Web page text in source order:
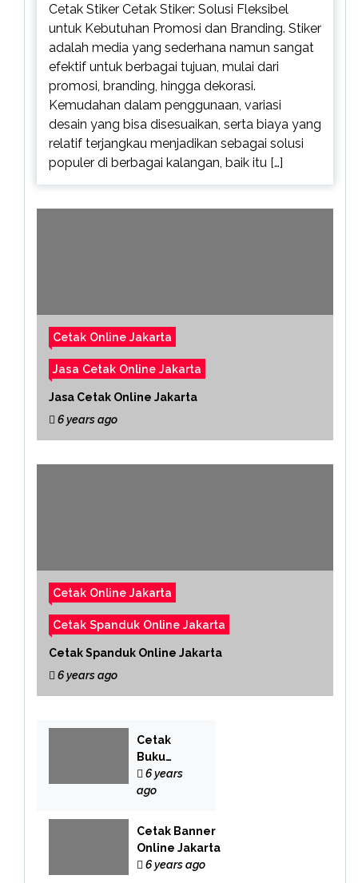
Cetak Stiker Cetak Stiker: Solusi Fleksibel
untuk Kebutuhan Promosi dan Branding. Stiker
adalah media yang sederhana namun sangat
efektif untuk berbagai tujuan, mulai dari
promosi, branding, hingga dekorasi.
Kemudahan dalam penggunaan, variasi
desain yang bisa disesuaikan, serta biaya yang
relatif terjangkau menjadikan sebagai solusi
populer di berbagai kalangan, baik itu […]
Cetak Online Jakarta
Jasa Cetak Online Jakarta
Jasa Cetak Online Jakarta
6 years ago
Cetak Online Jakarta
Cetak Spanduk Online Jakarta
Cetak Spanduk Online Jakarta
6 years ago
Cetak
Buku
Yasin
Online
6 years
ago
Cetak Banner
Online Jakarta
6 years ago